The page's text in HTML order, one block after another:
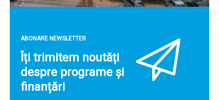
ABONARE NEWSLETTER
Îți trimitem noutăți
despre programe și
finanțări